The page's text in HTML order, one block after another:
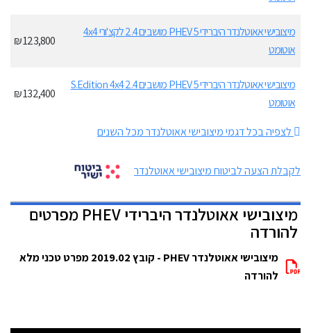
מיצובישי אאוטלנדר היברידי PHEV 5 מושבים 2.4 לקצ'ורי 4x4
אוטומט
123,800 ₪
מיצובישי אאוטלנדר היברידי PHEV 5 מושבים 2.4 S.Edition 4x4
אוטומט
132,400 ₪
לצפיה בכל דגמי מיצובישי אאוטלנדר מכל השנים
לקבלת הצעה לביטוח מיצובישי אאוטלנדר
מיצובישי אאוטלנדר היברידי PHEV מפרטים
להורדה
מיצובישי אאוטלנדר PHEV - קובץ 2019.02 מפרט טכני מלא
להורדה